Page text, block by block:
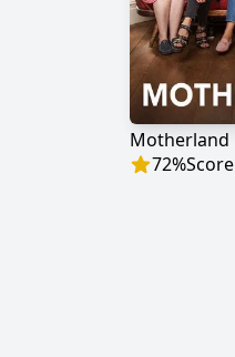
Motherland
72%Score